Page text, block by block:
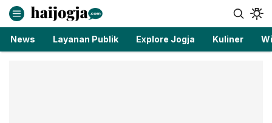
haijogja.com
Berita Jogja Terbaru dan Terkini
News Layanan Publik Explore Jogja Kuliner